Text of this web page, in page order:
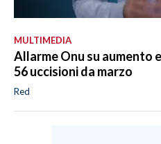
MULTIMEDIA
Allarme Onu su aumento
56 uccisioni da marzo
Red